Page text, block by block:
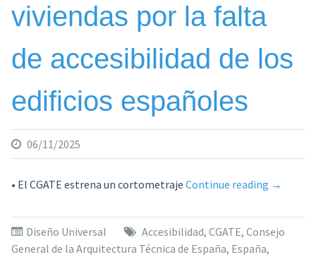
viviendas por la falta
de accesibilidad de los
edificios españoles
06/11/2025
• El CGATE estrena un cortometraje Continue reading «Más
100.000
personas
→
Diseño Universal Accesibilidad, CGATE, Consejo
General de la Arquitectura Técnica de España, España,